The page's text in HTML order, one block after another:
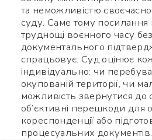
та неможливістю
суду. Саме тому посилання
труднощі воєнного часу
документального
спрацьовує. Суд оцінює
індивідуально: чи
окупованій території, чи
можливість звернутися до
об’єктивні перешкоди для
кореспонденції або
процесуальних документів.